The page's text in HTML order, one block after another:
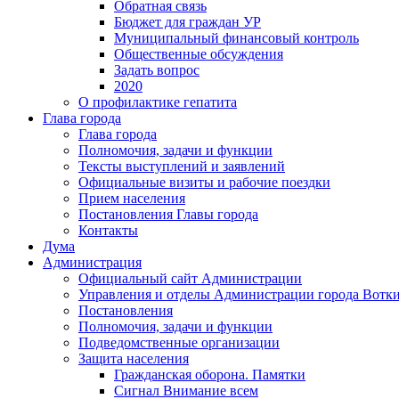
Обратная связь
Бюджет для граждан УР
Муниципальный финансовый контроль
Общественные обсуждения
Задать вопрос
2020
О профилактике гепатита
Глава города
Глава города
Полномочия, задачи и функции
Тексты выступлений и заявлений
Официальные визиты и рабочие поездки
Прием населения
Постановления Главы города
Контакты
Дума
Администрация
Официальный сайт Администрации
Управления и отделы Администрации города
Постановления
Полномочия, задачи и функции
Подведомственные организации
Защита населения
Гражданская оборона. Памятки
Сигнал Внимание всем